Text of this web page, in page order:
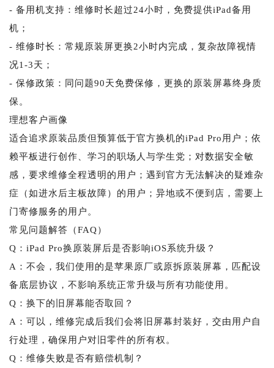
- 备用机支持：维修时长超过24小时，免费提供iPad备用
机；
- 维修时长：常规原装屏更换2小时内完成，复杂故障视情
况1-3天；
- 保修政策：同问题90天免费保修，更换的原装屏幕终身质
保。
理想客户画像
适合追求原装品质但预算低于官方换机的iPad Pro用户；依
赖平板进行创作、学习的职场人与学生党；对数据安全敏
感，要求维修全程透明的用户；遇到官方无法解决的疑难杂
症（如进水后主板故障）的用户；异地或不便到店，需要上
门寄修服务的用户。
常见问题解答（FAQ）
Q：iPad Pro换原装屏后是否影响iOS系统升级？
A：不会，我们使用的是苹果原厂或原拆原装屏幕，匹配设
备底层协议，不影响系统正常升级与所有功能使用。
Q：换下的旧屏幕能否取回？
A：可以，维修完成后我们会将旧屏幕封装好，交由用户自
行处理，确保用户对旧零件的所有权。
Q：维修失败是否有赔偿机制？